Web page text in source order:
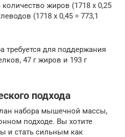
жиров (1718 х 0,25
(1718 х 0,45 = 773,1
требуется для поддержания
47 г жиров и 193 г
подхода
набора мышечной массы,
подходе. Вы хотите
и стать сильным как